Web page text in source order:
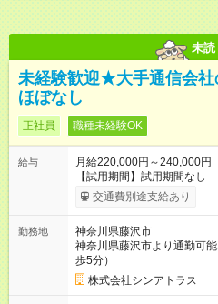
未読
未経験歓迎★大手通信会
ほぼなし
正社員 職種未経験OK
給与
月給220,000円～240,000円
【試用期間】試用期間なし
交通費別途支給あり
勤務地
神奈川県藤沢市
神奈川県藤沢市より通勤可
歩5分）
株式会社シンアトラス